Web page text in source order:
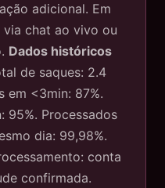
adicional. Em
via chat ao vivo ou
Dados históricos
de saques: 2.4
em <3min: 87%.
95%. Processados
dia: 99,98%.
conta
confirmada.